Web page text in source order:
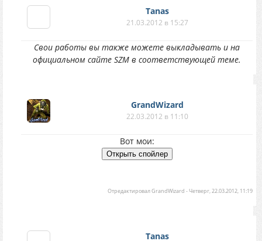
Tanas
21.03.2012 в 15:27
Свои работы вы также можете выкладывать и на
официальном сайте SZM в соответствующей теме.
GrandWizard
22.03.2012 в 11:10
Вот мои:
ОтредактировалGrandWizard -Четверг, 22.03.2012, 11:19
Tanas